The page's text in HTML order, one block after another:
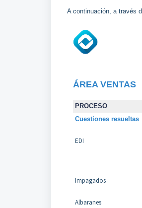
A continuación, a través
ÁREA VENTAS
PROCESO
Cuestiones resueltas
EDI
Impagados
Albaranes